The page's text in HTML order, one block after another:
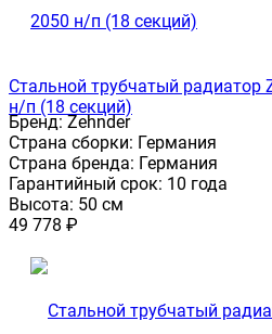
Стальной трубчатый радиатор
н/п (18 секций)
Бренд:Zehnder
Страна сборки: Германия
Страна бренда: Германия
Гарантийный срок: 10 года
Высота: 50 см
49 778 ₽